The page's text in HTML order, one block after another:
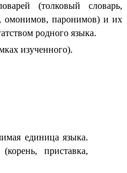
(толковый словарь,
омонимов, паронимов) и их
родного языка.
изученного).
единица языка.
приставка,